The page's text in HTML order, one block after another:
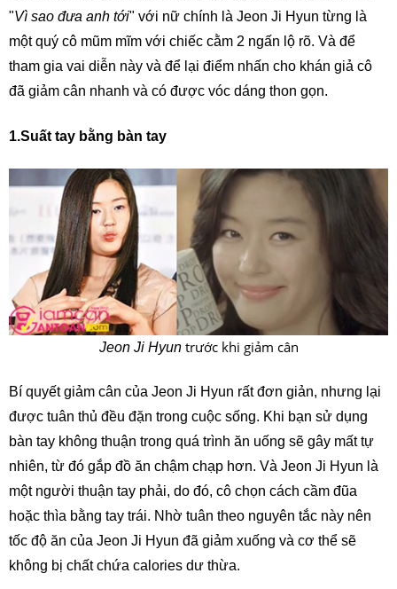
"Vì sao đưa anh tới" với nữ chính là Jeon Ji Hyun từng là
một quý cô mũm mĩm với chiếc cằm 2 ngấn lộ rõ. Và để
tham gia vai diễn này và để lại điểm nhấn cho khán giả cô
đã giảm cân nhanh và có được vóc dáng thon gọn.
1.Suất tay bằng bàn tay
Jeon Ji Hyuntrước khi giảm cân
Bí quyết giảm cân của Jeon Ji Hyun rất đơn giản, nhưng lại
được tuân thủ đều đặn trong cuộc sống. Khi bạn sử dụng
bàn tay không thuận trong quá trình ăn uống sẽ gây mất tự
nhiên, từ đó gắp đồ ăn chậm chạp hơn. Và Jeon Ji Hyun là
một người thuận tay phải, do đó, cô chọn cách cầm đũa
hoặc thìa bằng tay trái. Nhờ tuân theo nguyên tắc này nên
tốc độ ăn của Jeon Ji Hyun đã giảm xuống và cơ thể sẽ
không bị chất chứa calories dư thừa.